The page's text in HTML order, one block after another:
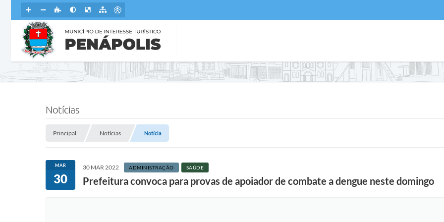
Notícias
Principal Notícias Notícia
MAR
30
30 MAR 2022 ADMINISTRAÇÃO SAÚDE
Prefeitura convoca para provas de apoiador de combate a dengue neste domingo